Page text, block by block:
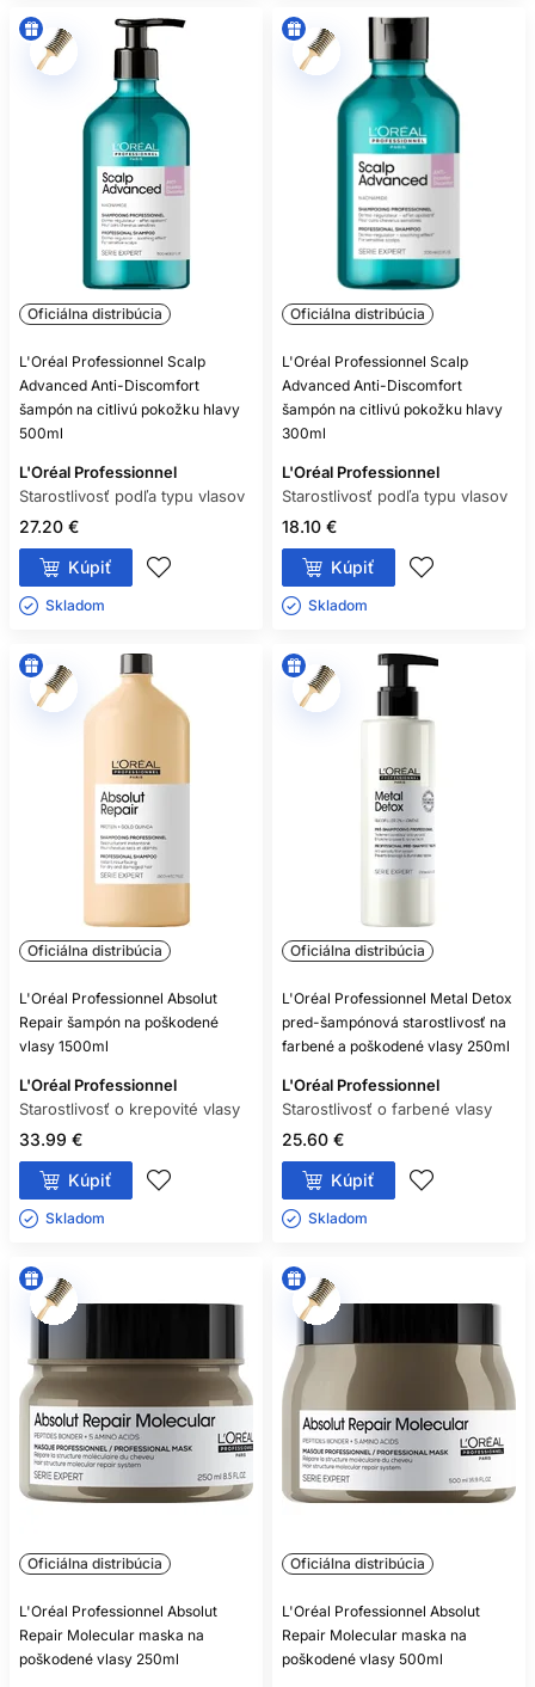
Oficiálna distribúcia
L'Oréal Professionnel Scalp
Advanced Anti-Discomfort
šampón na citlivú pokožku hlavy
500ml
L'Oréal Professionnel
Starostlivosť podľa typu vlasov
27.20 €
Kúpiť
Skladom ㅤ
Oficiálna distribúcia
L'Oréal Professionnel Scalp
Advanced Anti-Discomfort
šampón na citlivú pokožku hlavy
300ml
L'Oréal Professionnel
Starostlivosť podľa typu vlasov
18.10 €
Kúpiť
Skladom ㅤ
Oficiálna distribúcia
L'Oréal Professionnel Absolut
Repair šampón na poškodené
vlasy 1500ml
L'Oréal Professionnel
Starostlivosť o krepovité vlasy
33.99 €
Kúpiť
Skladom ㅤ
Oficiálna distribúcia
L'Oréal Professionnel Metal Detox
pred-šampónová starostlivosť na
farbené a poškodené vlasy 250ml
L'Oréal Professionnel
Starostlivosť o farbené vlasy
25.60 €
Kúpiť
Skladom ㅤ
Oficiálna distribúcia
L'Oréal Professionnel Absolut
Repair Molecular maska na
poškodené vlasy 250ml
Oficiálna distribúcia
L'Oréal Professionnel Absolut
Repair Molecular maska na
poškodené vlasy 500ml